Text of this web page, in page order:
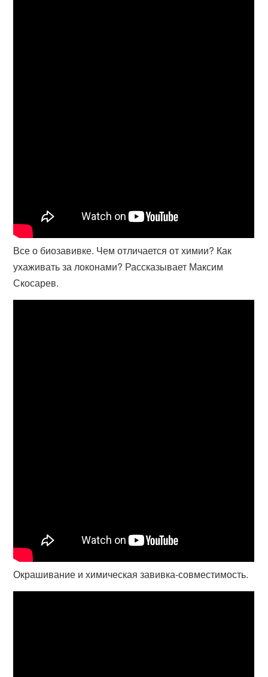
Все о биозавивке. Чем отличается от химии? Как
ухаживать за локонами? Рассказывает Максим
Скосарев.
Окрашивание и химическая завивка-совместимость.